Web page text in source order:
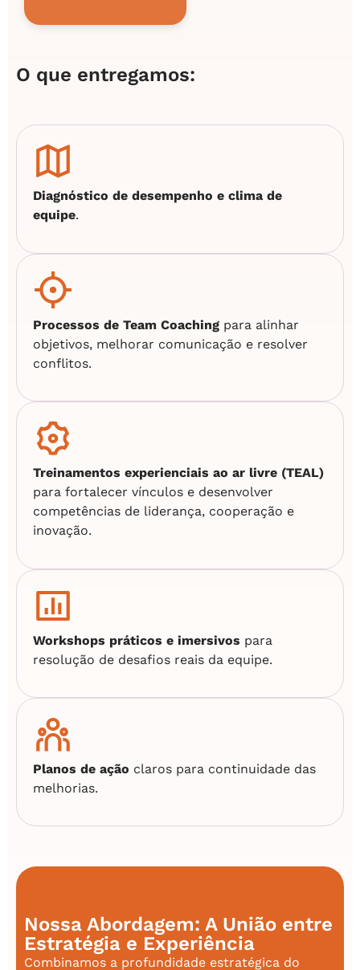
O que entregamos:
Diagnóstico de desempenho e clima de
equipe.
Processos de Team Coaching para alinhar
objetivos, melhorar comunicação e resolver
conflitos.
Treinamentos experienciais ao ar livre (TEAL)
para fortalecer vínculos e desenvolver
competências de liderança, cooperação e
inovação.
Workshops práticos e imersivos para
resolução de desafios reais da equipe.
Planos de ação claros para continuidade das
melhorias.
Nossa Abordagem: A União entre
Estratégia e Experiência
Combinamos a profundidade estratégica do